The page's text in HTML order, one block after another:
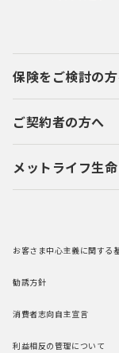
保険をご検討の
ご契約者の方へ
メットライフ生
お客さま中心主義に関する
勧誘方針
消費者志向自主宣言
利益相反の管理について